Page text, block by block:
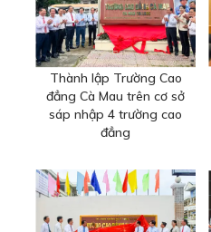
Thành lập Trường Cao
đẳng Cà Mau trên cơ sở
sáp nhập 4 trường cao
đẳng